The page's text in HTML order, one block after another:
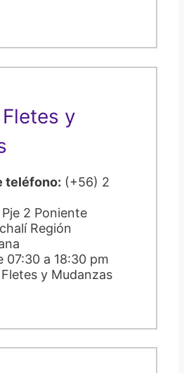
y
teléfono: (+56) 2
Pje 2 Poniente
Región
07:30 a 18:30 pm
Fletes y Mudanzas